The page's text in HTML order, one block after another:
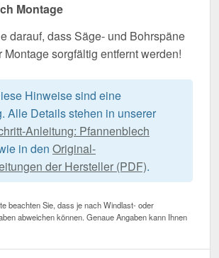
Montage
darauf, dass Säge- und Bohrspäne
Montage sorgfältig entfernt werden!
Hinweise sind eine
Alle Details stehen in unserer
Anleitung: Pfannenblech
in den Original-
der Hersteller (PDF).
beachten Sie, dass je nach Windlast- oder
abweichen können. Genaue Angaben kann Ihnen